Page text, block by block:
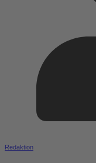
Redaktion